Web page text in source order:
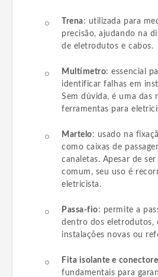
Trena: utilizada para
precisão, ajudando na
de eletrodutos e cabos.
Multímetro: essencial
identificar falhas em
Sem dúvida, é uma das
ferramentas para
Martelo: usado na
como caixas de
canaletas. Apesar de
comum, seu uso é
eletricista.
Passa-fio: permite a
dentro dos eletrodutos,
instalações novas ou
Fita isolante e
fundamentais para